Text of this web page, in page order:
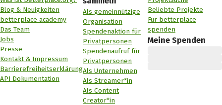
Blog & Neuigkeiten
betterplace academy
Das Team
Jobs
Presse
Kontakt & Impressum
Barrierefreiheitserklärung
API Dokumentation
Als gemeinnützige
Organisation
Spendenaktion für
Privatpersonen
Spendenaufruf für
Privatpersonen
Als Unternehmen
Als Streamer*in
Als Content
Creator*in
Beliebte Projekte
Für betterplace
spenden
Meine Spenden